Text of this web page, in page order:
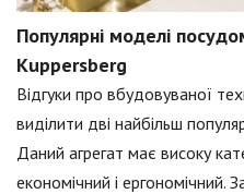
Популярні моделі
Kuppersberg
Відгуки про вбудовуваної
виділити дві найбільш
Даний агрегат має високу
економічний і ергономічний.